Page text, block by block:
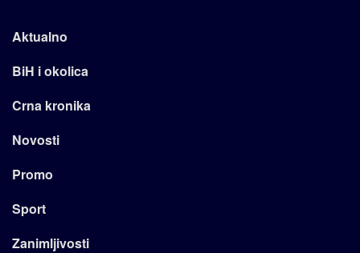
Aktualno
BiH i okolica
Crna kronika
Novosti
Promo
Sport
Zanimljivosti